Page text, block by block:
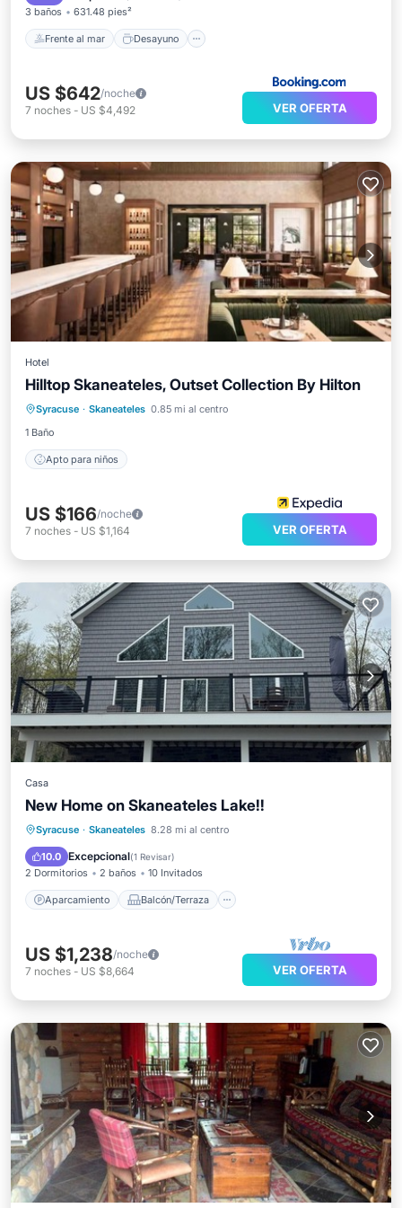
3 baños 631.48 pies²
Frente al mar Desayuno
US $642/noche
7 noches - US $4,492 VER OFERTA
Hotel
Hilltop Skaneateles, Outset Collection By Hilton
Syracuse · Skaneateles 0.85 mi al centro
1 Baño
Apto para niños
Apto para niños
US $166/noche
7 noches - US $1,164 VER OFERTA
Casa
New Home on Skaneateles Lake!!
Syracuse · Skaneateles 8.28 mi al centro
10.0 Excepcional(1 Revisar)
2 Dormitorios 2 baños 10 Invitados
Aparcamiento Balcón/Terraza
Aparcamiento
Balcón/Terraza
Cocina
Aire acondicionado
US $1,238/noche
7 noches - US $8,664 VER OFERTA